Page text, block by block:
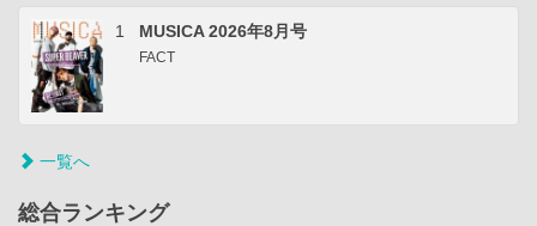
1 MUSICA 2026年8月号
FACT
一覧へ
総合ランキング